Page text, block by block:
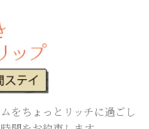
をちょっとリッチに過ごし